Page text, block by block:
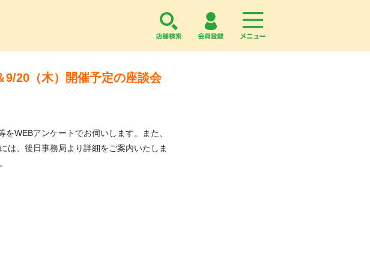
9/20（木）開催予定の座談会
WEBアンケートでお伺いします。また、
は、後日事務局より詳細をご案内いたしま